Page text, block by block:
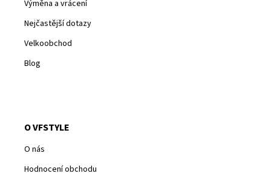
Výměna a vrácení
Nejčastější dotazy
Velkoobchod
Blog
O VFSTYLE
O nás
Hodnocení obchodu